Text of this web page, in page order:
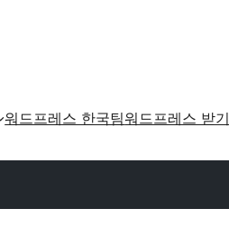
워드프레스 한국팀워드프레스 받기